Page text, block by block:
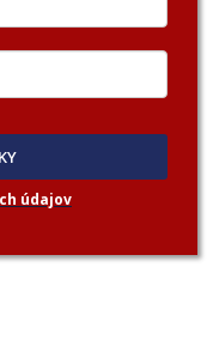
údajov